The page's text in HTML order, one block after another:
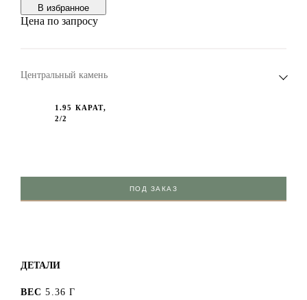
В избранноe
Цена по запросу
Центральный камень
1.95 КАРАТ,
2/2
ПОД ЗАКАЗ
ДЕТАЛИ
ВЕС 5.36 Г